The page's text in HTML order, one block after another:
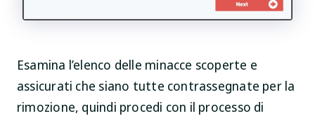
Esamina l’elenco delle minacce scoperte e
assicurati che siano tutte contrassegnate per la
rimozione, quindi procedi con il processo di